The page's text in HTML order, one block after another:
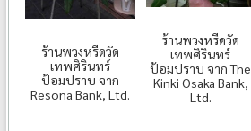
ร้านพวงหรีดวัด
เทพศิรินทร์
ป้อมปราบ จาก
Resona Bank, Ltd.
ร้านพวงหรีดวัด
เทพศิรินทร์
ป้อมปราบ จาก The
Kinki Osaka Bank,
Ltd.